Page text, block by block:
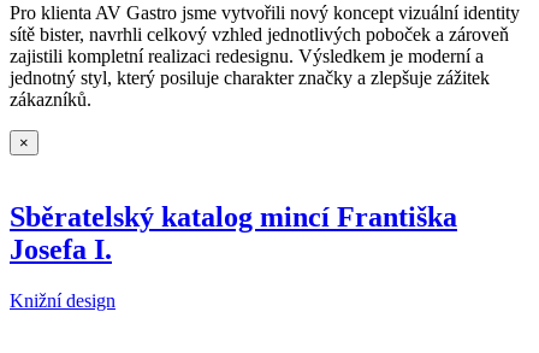
Pro klienta AV Gastro jsme vytvořili nový koncept vizuální identity
sítě bister, navrhli celkový vzhled jednotlivých poboček a zároveň
zajistili kompletní realizaci redesignu. Výsledkem je moderní a
jednotný styl, který posiluje charakter značky a zlepšuje zážitek
zákazníků.
×
Sběratelský katalog mincí Františka
Josefa I.
Knižní design